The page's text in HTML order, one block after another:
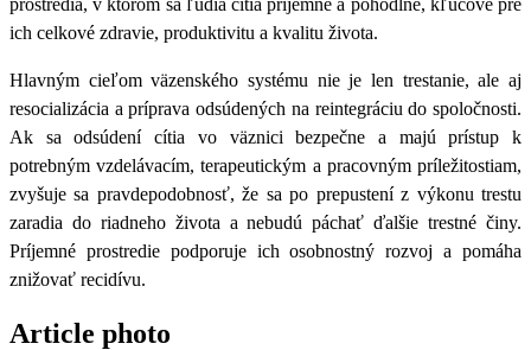
ich celkové zdravie, produktivitu a kvalitu života.
Hlavným cieľom väzenského systému nie je len trestanie, ale aj
resocializácia a príprava odsúdených na reintegráciu do spoločnosti.
Ak sa odsúdení cítia vo väznici bezpečne a majú prístup k
potrebným vzdelávacím, terapeutickým a pracovným príležitostiam,
zvyšuje sa pravdepodobnosť, že sa po prepustení z výkonu trestu
zaradia do riadneho života a nebudú páchať ďalšie trestné činy.
Príjemné prostredie podporuje ich osobnostný rozvoj a pomáha
znižovať recidívu.
Article photo